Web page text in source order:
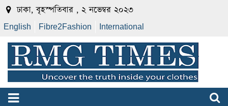
ঢাকা, বৃহস্পতিবার , ২ নভেম্বর ২০২৩
English Fibre2Fashion International